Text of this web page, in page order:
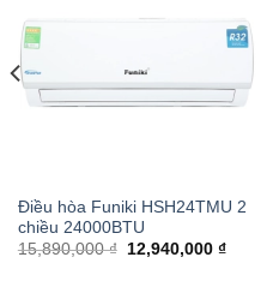
Điều hòa Funiki HSH24TMU 2
chiều 24000BTU
15,890,000 ₫ 12,940,000 ₫